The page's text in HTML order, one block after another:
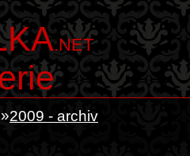
.NET
2009 - archiv